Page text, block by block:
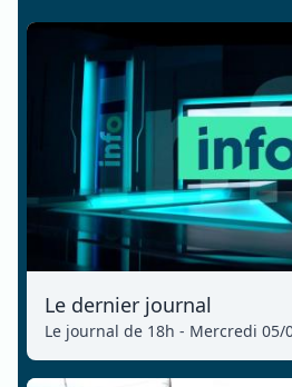
Le dernier journal
Le journal de 18h - Mercredi 05/